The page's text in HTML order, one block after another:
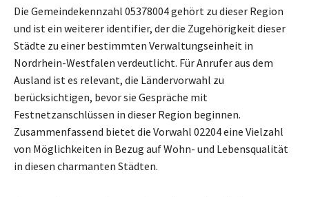
Die Gemeindekennzahl 05378004 gehört zu dieser Region
und ist ein weiterer identifier, der die Zugehörigkeit dieser
Städte zu einer bestimmten Verwaltungseinheit in
Nordrhein-Westfalen verdeutlicht. Für Anrufer aus dem
Ausland ist es relevant, die Ländervorwahl zu
berücksichtigen, bevor sie Gespräche mit
Festnetzanschlüssen in dieser Region beginnen.
Zusammenfassend bietet die Vorwahl 02204 eine Vielzahl
von Möglichkeiten in Bezug auf Wohn- und Lebensqualität
in diesen charmanten Städten.